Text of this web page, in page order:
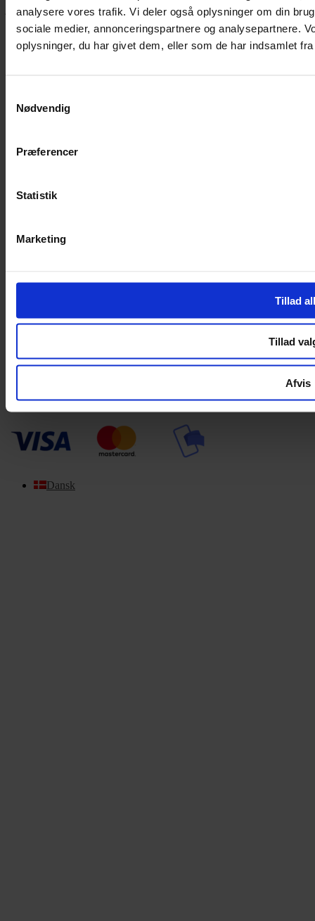
analysere vores trafik. Vi deler også oplysninger om din
sociale medier, annonceringspartnere og analysepartnere.
oplysninger, du har givet dem, eller som de har indsamlet
Nødvendig
Præferencer
Statistik
Marketing
Tillad
Tillad
Afvis
jeg dig på vej.
Vestergade 12 6270, Tønder
60 51 96 50
Handelsbetingelser
Handelsbetingelser
Om Yarn Every Wear
Mandag – Fredag 10:00 – 17:30
Copyright © 2022.Design & hosting by Webhuset Ballum ApS
Dansk